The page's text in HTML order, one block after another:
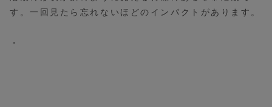
す。一回見たら忘れないほどのインパクトがあります。
・